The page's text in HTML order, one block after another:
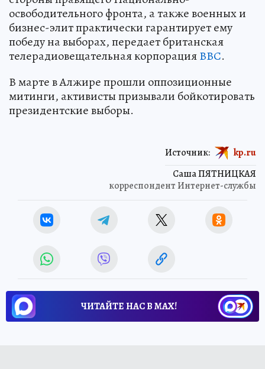
освободительного фронта, а также военных и
бизнес-элит практически гарантирует ему
победу на выборах, передает британская
телерадиовещательная корпорацияВВС.
В марте в Алжире прошли оппозиционные
митинги, активисты призывали бойкотировать
президентские выборы.
Саша ПЯТНИЦКАЯ
корреспондент Интернет-службы
Источник: kp.ru
ЧИТАЙТЕ НАС В МАХ!